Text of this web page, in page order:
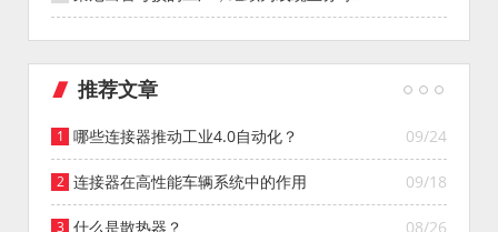
投资者
推荐文章
09/24
哪些连接器推动工业4.0自动化？
09/18
连接器在高性能车辆系统中的作用
08/26
什么是散热器？